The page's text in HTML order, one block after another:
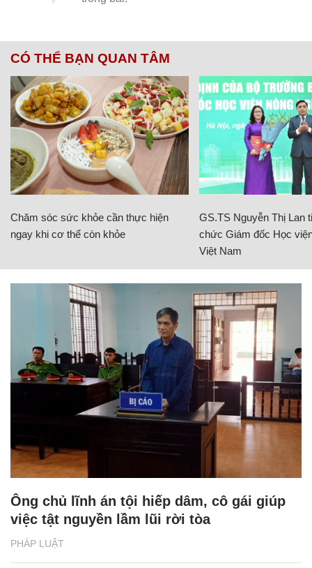
CÓ THỂ BẠN QUAN TÂM
Chăm sóc sức khỏe cần thực hiện
ngay khi cơ thể còn khỏe
GS.TS Nguyễn Thị Lan
chức Giám đốc Học
Việt Nam
PHÁP LUẬT
Ông chủ lĩnh án tội hiếp dâm, cô gái giúp
việc tật nguyền lầm lũi rời tòa